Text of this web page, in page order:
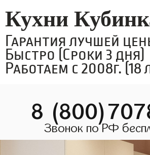
Кухни
Гарантия лучшей
Быстро (Сроки 3 дня)
Работаем с 2008г. (18
8
Звонок по РФ